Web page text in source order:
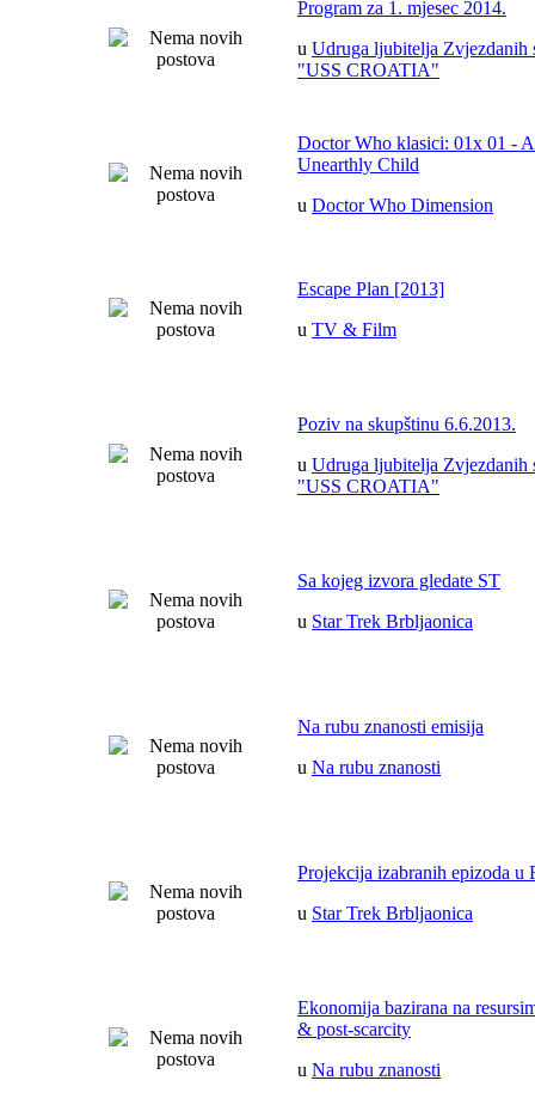
Program za 1. mjesec 2014.
u Udruga ljubitelja Zvjezdanih
"USS CROATIA"
Doctor Who klasici: 01x 01 -
Unearthly Child
u Doctor Who Dimension
Escape Plan [2013]
u TV & Film
Poziv na skupštinu 6.6.2013.
u Udruga ljubitelja Zvjezdanih
"USS CROATIA"
Sa kojeg izvora gledate ST
u Star Trek Brbljaonica
Na rubu znanosti emisija
u Na rubu znanosti
Projekcija izabranih epizoda u
u Star Trek Brbljaonica
Ekonomija bazirana na
& post-scarcity
u Na rubu znanosti